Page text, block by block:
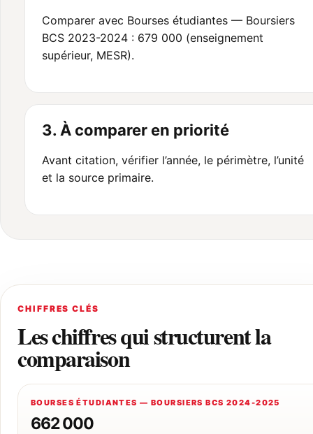
Comparer avec Bourses étudiantes — Boursiers
BCS 2023-2024 : 679 000 (enseignement
supérieur, MESR).
3. À comparer en priorité
Avant citation, vérifier l’année, le périmètre, l’unité
et la source primaire.
CHIFFRES CLÉS
Les chiffres qui structurent la
comparaison
BOURSES ÉTUDIANTES — BOURSIERS BCS 2024-2025
662 000